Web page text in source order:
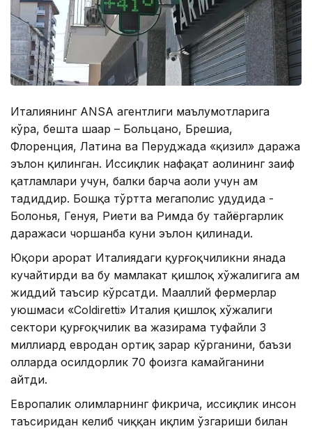
Италиянинг ANSA агентлиги маълумотларига
кўра, бешта шаҳар – Больцано, Брешиа,
Флоренция, Латина ва Перуджада «қизил» даража
эълон қилинган. Иссиқлик нафақат аҳолининг заиф
қатламлари учун, балки барча аҳоли учун ҳам
таҳдиддир. Бошқа тўртта мегаполис ҳудудида -
Болонья, Генуя, Риети ва Римда бу тайёргарлик
даражаси чоршанба куни эълон қилинади.
Юқори ҳарорат Италиядаги қурғоқчиликни янада
кучайтирди ва бу мамлакат қишлоқ хўжалигига ҳам
жиддий таъсир кўрсатди. Маҳаллий фермерлар
уюшмаси «Coldiretti» Италия қишлоқ хўжалиги
сектори қурғоқчилик ва жазирама туфайли 3
миллиард евродан ортиқ зарар кўрганини, баъзи
ҳолларда ҳосилдорлик 70 фоизга камайганини
айтди.
Европалик олимларнинг фикрича, иссиқлик инсон
таъсиридан келиб чиққан иқлим ўзгариши билан